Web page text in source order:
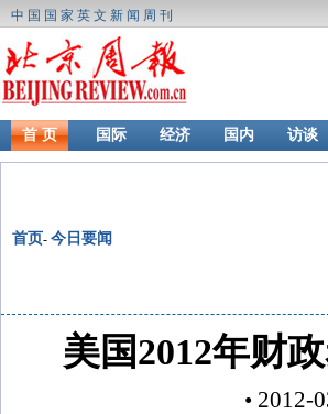
中国国家英文新闻周刊
首 页 国际 经济 国内 访谈
首页- 今日要闻
美国2012年财
• 2012-